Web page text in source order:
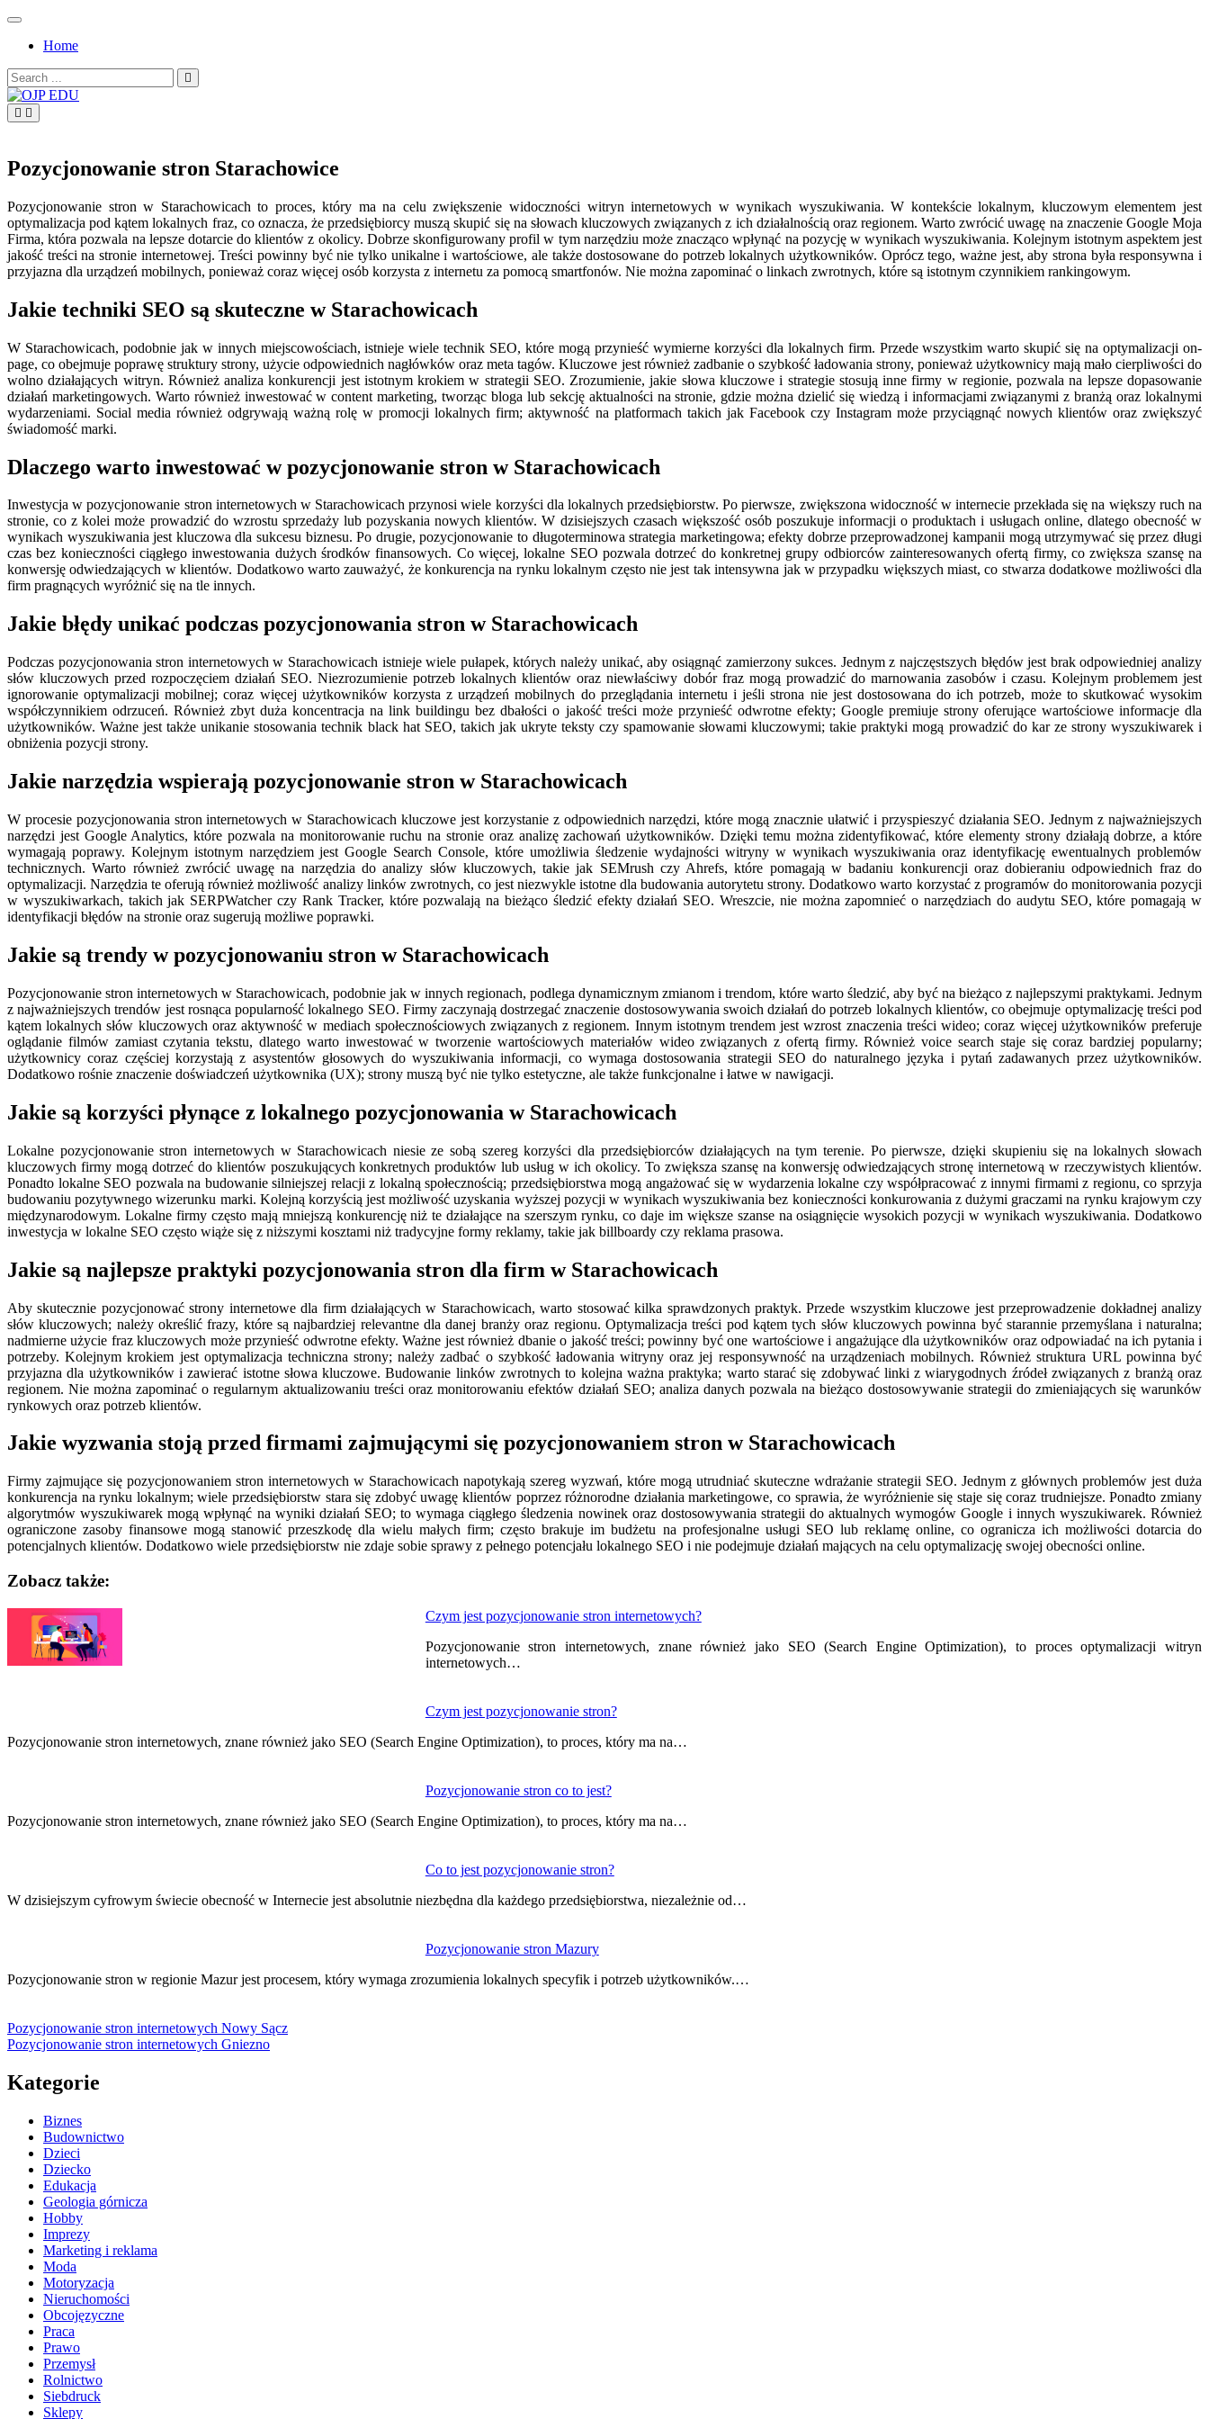
Skip
contentHome
Search
for:
Pozycjonowanie stron Starachowice
Pozycjonowanie stron w Starachowicach to proces, który ma na celu zwiększenie widoczności witryn internetowych w wynikach wyszukiwania. W kontekście lokalnym, kluczowym elementem jest
optymalizacja pod kątem lokalnych fraz, co oznacza, że przedsiębiorcy muszą skupić się na słowach kluczowych związanych z ich działalnością oraz regionem. Warto zwrócić uwagę na znaczenie Google Moja
Firma, która pozwala na lepsze dotarcie do klientów z okolicy. Dobrze skonfigurowany profil w tym narzędziu może znacząco wpłynąć na pozycję w wynikach wyszukiwania. Kolejnym istotnym aspektem jest
jakość treści na stronie internetowej. Treści powinny być nie tylko unikalne i wartościowe, ale także dostosowane do potrzeb lokalnych użytkowników. Oprócz tego, ważne jest, aby strona była responsywna i
przyjazna dla urządzeń mobilnych, ponieważ coraz więcej osób korzysta z internetu za pomocą smartfonów. Nie można zapominać o linkach zwrotnych, które są istotnym czynnikiem rankingowym.
Jakie techniki SEO są skuteczne w Starachowicach
W Starachowicach, podobnie jak w innych miejscowościach, istnieje wiele technik SEO, które mogą przynieść wymierne korzyści dla lokalnych firm. Przede wszystkim warto skupić się na optymalizacji on-
page, co obejmuje poprawę struktury strony, użycie odpowiednich nagłówków oraz meta tagów. Kluczowe jest również zadbanie o szybkość ładowania strony, ponieważ użytkownicy mają mało cierpliwości do
wolno działających witryn. Również analiza konkurencji jest istotnym krokiem w strategii SEO. Zrozumienie, jakie słowa kluczowe i strategie stosują inne firmy w regionie, pozwala na lepsze dopasowanie
działań marketingowych. Warto również inwestować w content marketing, tworząc bloga lub sekcję aktualności na stronie, gdzie można dzielić się wiedzą i informacjami związanymi z branżą oraz lokalnymi
wydarzeniami. Social media również odgrywają ważną rolę w promocji lokalnych firm; aktywność na platformach takich jak Facebook czy Instagram może przyciągnąć nowych klientów oraz zwiększyć
świadomość marki.
Dlaczego warto inwestować w pozycjonowanie stron w Starachowicach
Inwestycja w pozycjonowanie stron internetowych w Starachowicach przynosi wiele korzyści dla lokalnych przedsiębiorstw. Po pierwsze, zwiększona widoczność w internecie przekłada się na większy ruch na
stronie, co z kolei może prowadzić do wzrostu sprzedaży lub pozyskania nowych klientów. W dzisiejszych czasach większość osób poszukuje informacji o produktach i usługach online, dlatego obecność w
wynikach wyszukiwania jest kluczowa dla sukcesu biznesu. Po drugie, pozycjonowanie to długoterminowa strategia marketingowa; efekty dobrze przeprowadzonej kampanii mogą utrzymywać się przez długi
czas bez konieczności ciągłego inwestowania dużych środków finansowych. Co więcej, lokalne SEO pozwala dotrzeć do konkretnej grupy odbiorców zainteresowanych ofertą firmy, co zwiększa szansę na
konwersję odwiedzających w klientów. Dodatkowo warto zauważyć, że konkurencja na rynku lokalnym często nie jest tak intensywna jak w przypadku większych miast, co stwarza dodatkowe możliwości dla
firm pragnących wyróżnić się na tle innych.
Jakie błędy unikać podczas pozycjonowania stron w Starachowicach
Podczas pozycjonowania stron internetowych w Starachowicach istnieje wiele pułapek, których należy unikać, aby osiągnąć zamierzony sukces. Jednym z najczęstszych błędów jest brak odpowiedniej analizy
słów kluczowych przed rozpoczęciem działań SEO. Niezrozumienie potrzeb lokalnych klientów oraz niewłaściwy dobór fraz mogą prowadzić do marnowania zasobów i czasu. Kolejnym problemem jest
ignorowanie optymalizacji mobilnej; coraz więcej użytkowników korzysta z urządzeń mobilnych do przeglądania internetu i jeśli strona nie jest dostosowana do ich potrzeb, może to skutkować wysokim
współczynnikiem odrzuceń. Również zbyt duża koncentracja na link buildingu bez dbałości o jakość treści może przynieść odwrotne efekty; Google premiuje strony oferujące wartościowe informacje dla
użytkowników. Ważne jest także unikanie stosowania technik black hat SEO, takich jak ukryte teksty czy spamowanie słowami kluczowymi; takie praktyki mogą prowadzić do kar ze strony wyszukiwarek i
obniżenia pozycji strony.
Jakie narzędzia wspierają pozycjonowanie stron w Starachowicach
W procesie pozycjonowania stron internetowych w Starachowicach kluczowe jest korzystanie z odpowiednich narzędzi, które mogą znacznie ułatwić i przyspieszyć działania SEO. Jednym z najważniejszych
narzędzi jest Google Analytics, które pozwala na monitorowanie ruchu na stronie oraz analizę zachowań użytkowników. Dzięki temu można zidentyfikować, które elementy strony działają dobrze, a które
wymagają poprawy. Kolejnym istotnym narzędziem jest Google Search Console, które umożliwia śledzenie wydajności witryny w wynikach wyszukiwania oraz identyfikację ewentualnych problemów
technicznych. Warto również zwrócić uwagę na narzędzia do analizy słów kluczowych, takie jak SEMrush czy Ahrefs, które pomagają w badaniu konkurencji oraz dobieraniu odpowiednich fraz do
optymalizacji. Narzędzia te oferują również możliwość analizy linków zwrotnych, co jest niezwykle istotne dla budowania autorytetu strony. Dodatkowo warto korzystać z programów do monitorowania pozycji
w wyszukiwarkach, takich jak SERPWatcher czy Rank Tracker, które pozwalają na bieżąco śledzić efekty działań SEO. Wreszcie, nie można zapomnieć o narzędziach do audytu SEO, które pomagają w
identyfikacji błędów na stronie oraz sugerują możliwe poprawki.
Jakie są trendy w pozycjonowaniu stron w Starachowicach
Pozycjonowanie stron internetowych w Starachowicach, podobnie jak w innych regionach, podlega dynamicznym zmianom i trendom, które warto śledzić, aby być na bieżąco z najlepszymi praktykami. Jednym
z najważniejszych trendów jest rosnąca popularność lokalnego SEO. Firmy zaczynają dostrzegać znaczenie dostosowywania swoich działań do potrzeb lokalnych klientów, co obejmuje optymalizację treści pod
kątem lokalnych słów kluczowych oraz aktywność w mediach społecznościowych związanych z regionem. Innym istotnym trendem jest wzrost znaczenia treści wideo; coraz więcej użytkowników preferuje
oglądanie filmów zamiast czytania tekstu, dlatego warto inwestować w tworzenie wartościowych materiałów wideo związanych z ofertą firmy. Również voice search staje się coraz bardziej popularny;
użytkownicy coraz częściej korzystają z asystentów głosowych do wyszukiwania informacji, co wymaga dostosowania strategii SEO do naturalnego języka i pytań zadawanych przez użytkowników.
Dodatkowo rośnie znaczenie doświadczeń użytkownika (UX); strony muszą być nie tylko estetyczne, ale także funkcjonalne i łatwe w nawigacji.
Jakie są korzyści płynące z lokalnego pozycjonowania w Starachowicach
Lokalne pozycjonowanie stron internetowych w Starachowicach niesie ze sobą szereg korzyści dla przedsiębiorców działających na tym terenie. Po pierwsze, dzięki skupieniu się na lokalnych słowach
kluczowych firmy mogą dotrzeć do klientów poszukujących konkretnych produktów lub usług w ich okolicy. To zwiększa szansę na konwersję odwiedzających stronę internetową w rzeczywistych klientów.
Ponadto lokalne SEO pozwala na budowanie silniejszej relacji z lokalną społecznością; przedsiębiorstwa mogą angażować się w wydarzenia lokalne czy współpracować z innymi firmami z regionu, co sprzyja
budowaniu pozytywnego wizerunku marki. Kolejną korzyścią jest możliwość uzyskania wyższej pozycji w wynikach wyszukiwania bez konieczności konkurowania z dużymi graczami na rynku krajowym czy
międzynarodowym. Lokalne firmy często mają mniejszą konkurencję niż te działające na szerszym rynku, co daje im większe szanse na osiągnięcie wysokich pozycji w wynikach wyszukiwania. Dodatkowo
inwestycja w lokalne SEO często wiąże się z niższymi kosztami niż tradycyjne formy reklamy, takie jak billboardy czy reklama prasowa.
Jakie są najlepsze praktyki pozycjonowania stron dla firm w Starachowicach
Aby skutecznie pozycjonować strony internetowe dla firm działających w Starachowicach, warto stosować kilka sprawdzonych praktyk. Przede wszystkim kluczowe jest przeprowadzenie dokładnej analizy
słów kluczowych; należy określić frazy, które są najbardziej relevantne dla danej branży oraz regionu. Optymalizacja treści pod kątem tych słów kluczowych powinna być starannie przemyślana i naturalna;
nadmierne użycie fraz kluczowych może przynieść odwrotne efekty. Ważne jest również dbanie o jakość treści; powinny być one wartościowe i angażujące dla użytkowników oraz odpowiadać na ich pytania i
potrzeby. Kolejnym krokiem jest optymalizacja techniczna strony; należy zadbać o szybkość ładowania witryny oraz jej responsywność na urządzeniach mobilnych. Również struktura URL powinna być
przyjazna dla użytkowników i zawierać istotne słowa kluczowe. Budowanie linków zwrotnych to kolejna ważna praktyka; warto starać się zdobywać linki z wiarygodnych źródeł związanych z branżą oraz
regionem. Nie można zapominać o regularnym aktualizowaniu treści oraz monitorowaniu efektów działań SEO; analiza danych pozwala na bieżąco dostosowywanie strategii do zmieniających się warunków
rynkowych oraz potrzeb klientów.
Jakie wyzwania stoją przed firmami zajmującymi się pozycjonowaniem stron w Starachowicach
Firmy zajmujące się pozycjonowaniem stron internetowych w Starachowicach napotykają szereg wyzwań, które mogą utrudniać skuteczne wdrażanie strategii SEO. Jednym z głównych problemów jest duża
konkurencja na rynku lokalnym; wiele przedsiębiorstw stara się zdobyć uwagę klientów poprzez różnorodne działania marketingowe, co sprawia, że wyróżnienie się staje się coraz trudniejsze. Ponadto zmiany
algorytmów wyszukiwarek mogą wpłynąć na wyniki działań SEO; to wymaga ciągłego śledzenia nowinek oraz dostosowywania strategii do aktualnych wymogów Google i innych wyszukiwarek. Również
ograniczone zasoby finansowe mogą stanowić przeszkodę dla wielu małych firm; często brakuje im budżetu na profesjonalne usługi SEO lub reklamę online, co ogranicza ich możliwości dotarcia do
potencjalnych klientów. Dodatkowo wiele przedsiębiorstw nie zdaje sobie sprawy z pełnego potencjału lokalnego SEO i nie podejmuje działań mających na celu optymalizację swojej obecności online.
Zobacz także:
Czym jest pozycjonowanie stron internetowych?
Pozycjonowanie stron internetowych, znane również jako SEO (Search Engine Optimization), to proces optymalizacji witryn
internetowych…
Czym jest pozycjonowanie stron?
Pozycjonowanie stron internetowych, znane również jako SEO (Search Engine Optimization), to proces, który ma na…
Pozycjonowanie stron co to jest?
Pozycjonowanie stron internetowych, znane również jako SEO (Search Engine Optimization), to proces, który ma na…
Co to jest pozycjonowanie stron?
W dzisiejszym cyfrowym świecie obecność w Internecie jest absolutnie niezbędna dla każdego przedsiębiorstwa, niezależnie od…
Pozycjonowanie stron Mazury
Pozycjonowanie stron w regionie Mazur jest procesem, który wymaga zrozumienia lokalnych specyfik i potrzeb użytkowników.…
Nawigacja
wpisu
Pozycjonowanie stron internetowych Nowy Sącz
Pozycjonowanie stron internetowych Gniezno
Kategorie
Biznes
Budownictwo
Dzieci
Dziecko
Edukacja
Geologia górnicza
Hobby
Imprezy
Marketing i reklama
Moda
Motoryzacja
Nieruchomości
Obcojęzyczne
Praca
Prawo
Przemysł
Rolnictwo
Siebdruck
Sklepy